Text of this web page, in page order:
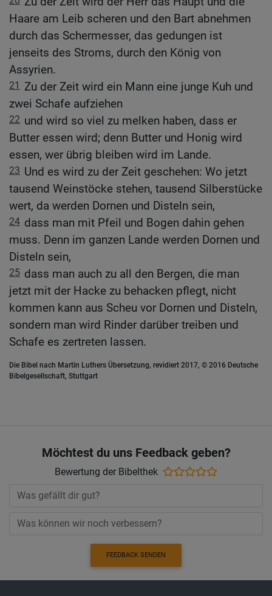
Haare am Leib scheren und den Bart abnehmen
durch das Schermesser, das gedungen ist
jenseits des Stroms, durch den König von
Assyrien.
21
Zu der Zeit wird ein Mann eine junge Kuh und
zwei Schafe aufziehen
22 und wird so viel zu melken haben, dass er
Butter essen wird; denn Butter und Honig wird
essen, wer übrig bleiben wird im Lande.
23 Und es wird zu der Zeit geschehen: Wo jetzt
tausend Weinstöcke stehen, tausend Silberstücke
wert, da werden Dornen und Disteln sein,
24 dass man mit Pfeil und Bogen dahin gehen
muss. Denn im ganzen Lande werden Dornen und
Disteln sein,
25 dass man auch zu all den Bergen, die man
jetzt mit der Hacke zu behacken pflegt, nicht
kommen kann aus Scheu vor Dornen und Disteln,
sondern man wird Rinder darüber treiben und
Schafe es zertreten lassen.
Die Bibel nach Martin Luthers Übersetzung, revidiert 2017, © 2016 Deutsche
Bibelgesellschaft, Stuttgart
Möchtest du uns Feedback geben?
Bewertung der Bibelthek
FEEDBACK SENDEN